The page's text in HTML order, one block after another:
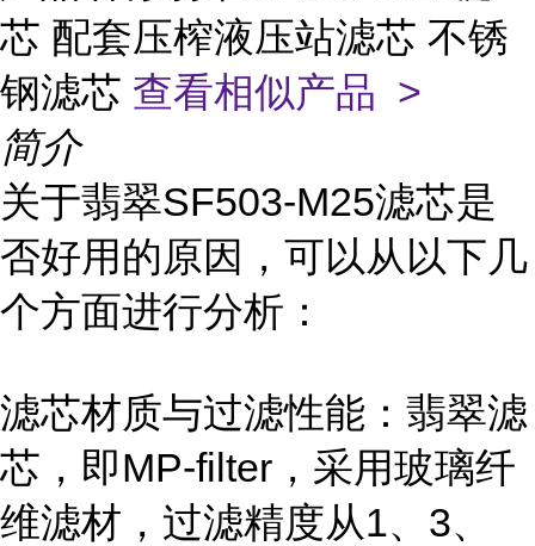
芯 配套压榨液压站滤芯 不锈
钢滤芯 查看相似产品 >
简介
关于翡翠SF503-M25滤芯是
否好用的原因，可以从以下几
个方面进行分析：
滤芯材质与过滤性能：翡翠滤
芯，即MP-filter，采用玻璃纤
维滤材，过滤精度从1、3、